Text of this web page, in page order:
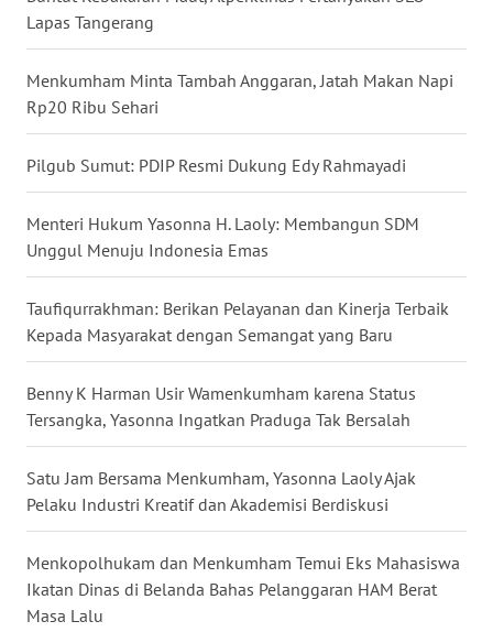
Lapas Tangerang
Menkumham Minta Tambah Anggaran, Jatah Makan Napi
Rp20 Ribu Sehari
Pilgub Sumut: PDIP Resmi Dukung Edy Rahmayadi
Menteri Hukum Yasonna H. Laoly: Membangun SDM
Unggul Menuju Indonesia Emas
Taufiqurrakhman: Berikan Pelayanan dan Kinerja Terbaik
Kepada Masyarakat dengan Semangat yang Baru
Benny K Harman Usir Wamenkumham karena Status
Tersangka, Yasonna Ingatkan Praduga Tak Bersalah
Satu Jam Bersama Menkumham, Yasonna Laoly Ajak
Pelaku Industri Kreatif dan Akademisi Berdiskusi
Menkopolhukam dan Menkumham Temui Eks Mahasiswa
Ikatan Dinas di Belanda Bahas Pelanggaran HAM Berat
Masa Lalu
MALUKU
MALUT
DAIRI
WN
DANAU
TOBA
WN
WN
LANGKAT
TAPANULI
WN
TANJUNG